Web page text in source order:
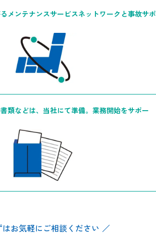
メンテナンスサービスネットワークと事故サポ
類などは、当社にて準備。業務開始をサポー
はお気軽にご相談ください